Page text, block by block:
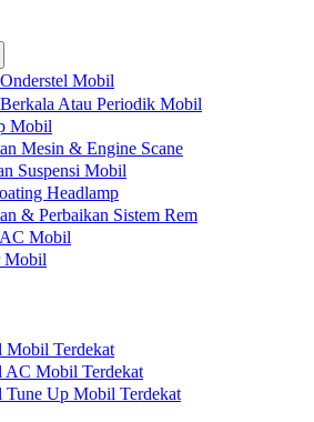
Mobil
Atau Periodik Mobil
Mobil
Mesin & Engine Scane
Suspensi Mobil
Headlamp
& Perbaikan Sistem Rem
Mobil
Mobil
Mobil Terdekat
AC Mobil Terdekat
Tune Up Mobil Terdekat